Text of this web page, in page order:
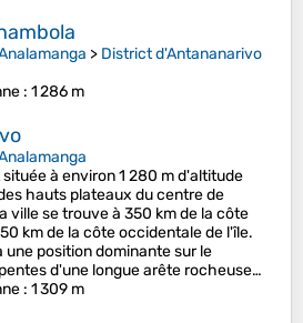
> District d'Antananarivo
: 1 286 m
à environ 1 280 m d'altitude
hauts plateaux du centre de
ville se trouve à 350 km de la côte
km de la côte occidentale de l'île.
une position dominante sur le
d'une longue arête rocheuse…
: 1 309 m